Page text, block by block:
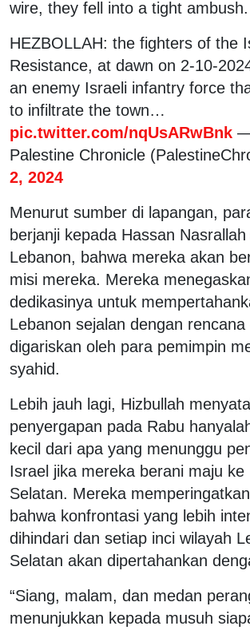
wire, they fell into a tight ambush.
HEZBOLLAH: the fighters of the
Resistance, at dawn on 2-10-
an enemy Israeli infantry force
to infiltrate the town…
pic.twitter.com/nqUsARwBnk
Palestine Chronicle
2, 2024
Menurut sumber di lapangan,
berjanji kepada Hassan
Lebanon, bahwa mereka akan
misi mereka. Mereka
dedikasinya untuk
Lebanon sejalan dengan rencana
digariskan oleh para pemimpin
syahid.
Lebih jauh lagi, Hizbullah
penyergapan pada Rabu
kecil dari apa yang menunggu
Israel jika mereka berani maju ke
Selatan. Mereka
bahwa konfrontasi yang lebih
dihindari dan setiap inci wilayah
Selatan akan dipertahankan
“Siang, malam, dan medan
menunjukkan kepada musuh